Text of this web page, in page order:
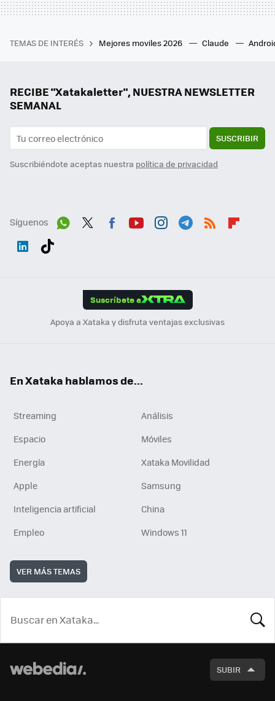
TEMAS DE INTERÉS Mejores moviles 2026 Claude
RECIBE "Xatakaletter", NUESTRA NEWSLETTER
SEMANAL
SUSCRIBIR
Suscribiéndote aceptas nuestra política de privacidad
Síguenos
Suscríbete a
Apoya a Xataka y disfruta ventajas exclusivas
En Xataka hablamos de...
Streaming
Análisis
Espacio
Móviles
Energía
Xataka Movilidad
Apple
Samsung
Inteligencia artificial
China
Empleo
Windows 11
VER MÁS TEMAS
SUBIR